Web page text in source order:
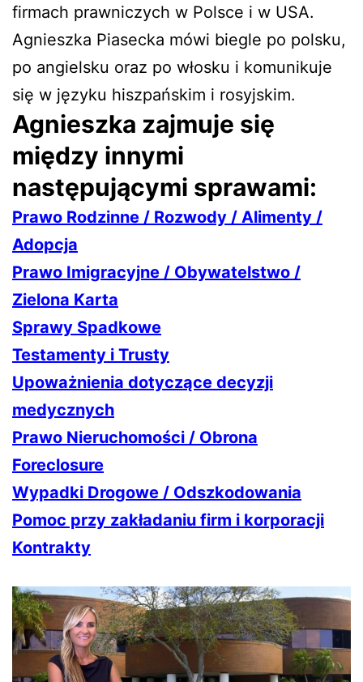
firmach prawniczych w Polsce i w USA.
Agnieszka Piasecka mówi biegle po polsku,
po angielsku oraz po włosku i komunikuje
się w języku hiszpańskim i rosyjskim.
Agnieszka zajmuje się
między innymi
następującymi sprawami:
Prawo Rodzinne / Rozwody / Alimenty /
Adopcja
Prawo Imigracyjne / Obywatelstwo /
Zielona Karta
Sprawy Spadkowe
Testamenty i Trusty
Upoważnienia dotyczące decyzji
medycznych
Prawo Nieruchomości / Obrona
Foreclosure
Wypadki Drogowe / Odszkodowania
Pomoc przy zakładaniu firm i korporacji
Kontrakty